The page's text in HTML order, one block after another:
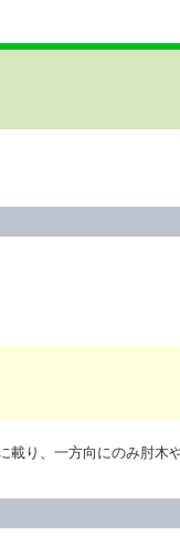
載り、一方向にのみ肘木